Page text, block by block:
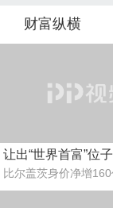
财富纵横
让出“世界首富”位子
比尔盖茨身价净增